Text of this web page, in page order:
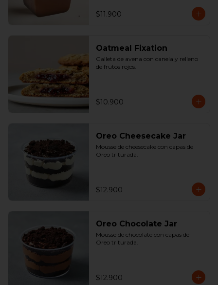
$11.900
Oatmeal Fixation
Galleta de avena con canela y relleno
de frutos rojos.
$10.900
Oreo Cheesecake Jar
Mousse de cheesecake con capas de
Oreo triturada.
$12.900
Oreo Chocolate Jar
Mousse de chocolate con capas de
Oreo triturada.
$12.900